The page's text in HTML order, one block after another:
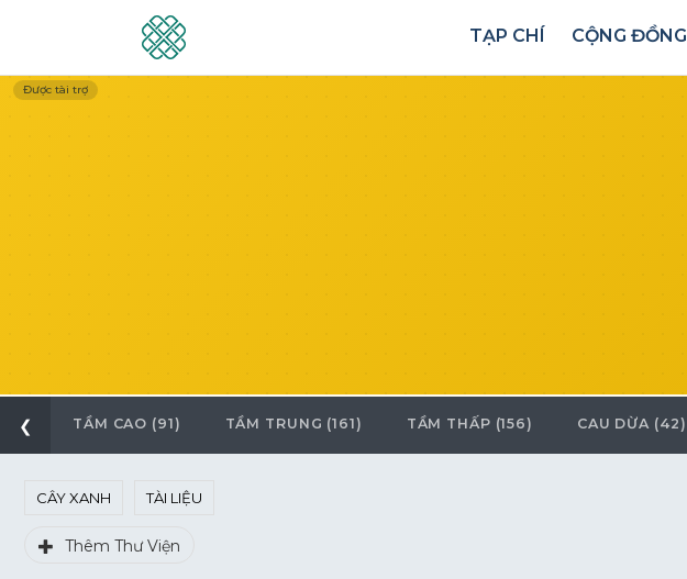
TẠP CHÍ CỘNG ĐỒNG
Được tài trợ
❮ TẦM CAO (91) TẦM TRUNG (161) TẦM THẤP (156) CAU DỪA (42)
CÂY XANH TÀI LIỆU
Thêm Thư Viện